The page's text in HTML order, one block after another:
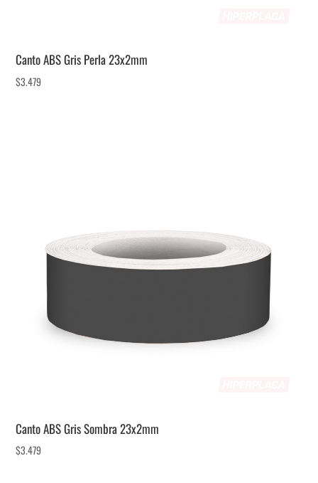
Canto ABS Gris Perla 23x2mm
$3.479
Canto ABS Gris Sombra 23x2mm
$3.479